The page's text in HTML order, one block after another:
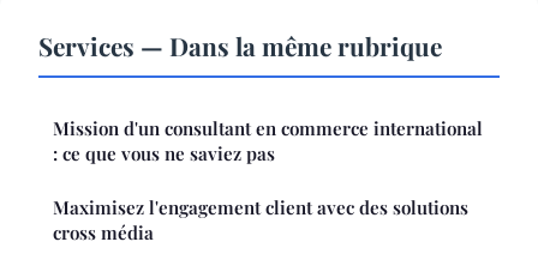
Services — Dans la même rubrique
Mission d'un consultant en commerce international
: ce que vous ne saviez pas
Maximisez l'engagement client avec des solutions
cross média